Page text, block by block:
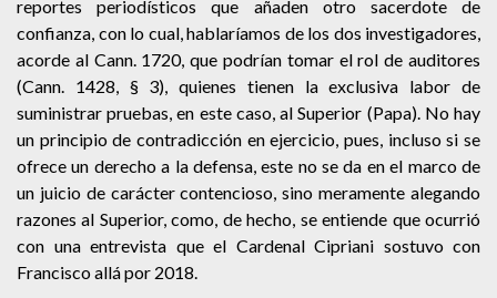
reportes periodísticos que añaden otro sacerdote de
confianza, con lo cual, hablaríamos de los dos investigadores,
acorde al Cann. 1720, que podrían tomar el rol de auditores
(Cann. 1428, § 3), quienes tienen la exclusiva labor de
suministrar pruebas, en este caso, al Superior (Papa). No hay
un principio de contradicción en ejercicio, pues, incluso si se
ofrece un derecho a la defensa, este no se da en el marco de
un juicio de carácter contencioso, sino meramente alegando
razones al Superior, como, de hecho, se entiende que ocurrió
con una entrevista que el Cardenal Cipriani sostuvo con
Francisco allá por 2018.